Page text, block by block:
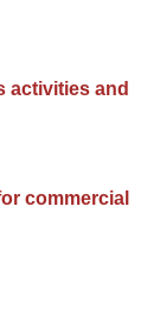
activities and
commercial